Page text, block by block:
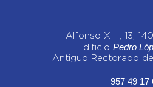
Alfonso XIII, 13,
Edificio Pedro
Antiguo Rectorado
957 49 17